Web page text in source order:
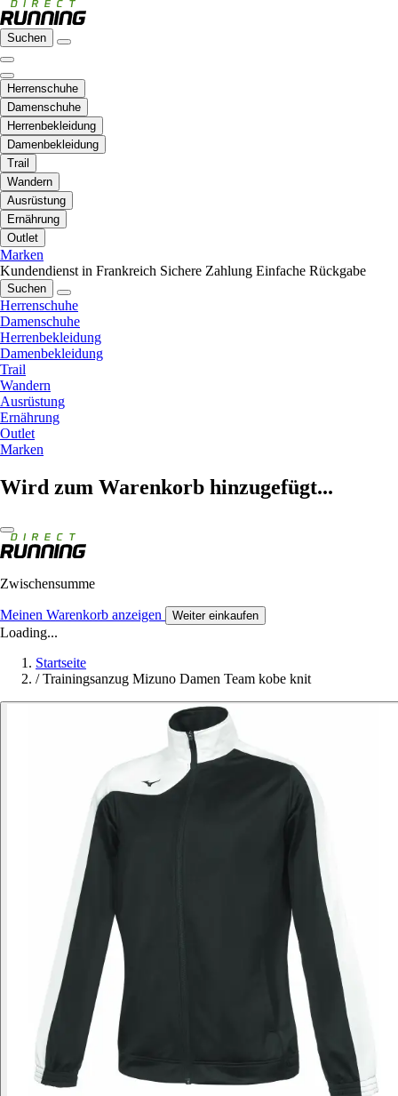
Suchen
Herrenschuhe
Damenschuhe
Herrenbekleidung
Damenbekleidung
Trail
Wandern
Ausrüstung
Ernährung
Outlet
Marken
Kundendienst in Frankreich Sichere Zahlung Einfache Rückgabe
Suchen
Herrenschuhe
Damenschuhe
Herrenbekleidung
Damenbekleidung
Trail
Wandern
Ausrüstung
Ernährung
Outlet
Marken
Wird zum Warenkorb hinzugefügt...
Zwischensumme
Meinen Warenkorb anzeigen Weiter einkaufen
Loading...
Startseite
/ Trainingsanzug Mizuno Damen Team kobe knit